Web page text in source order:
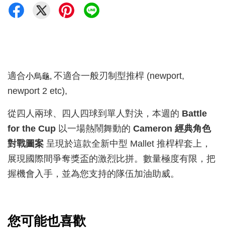
適合小烏龜, 不適合一般刃制型推桿 (newport,
newport 2 etc),
從四人兩球、四人四球到單人對決，本週的 Battle
for the Cup 以一場熱鬧舞動的 Cameron 經典角色
對戰圖案 呈現於這款全新中型 Mallet 推桿桿套上，
展現國際間爭奪獎盃的激烈比拼。數量極度有限，把
握機會入手，並為您支持的隊伍加油助威。
您可能也喜歡